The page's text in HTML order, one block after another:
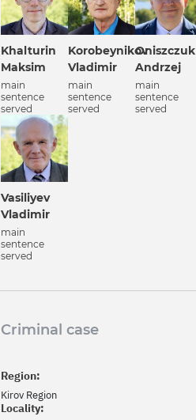
Khalturin
Maksim
main
sentence
served
Korobeynikov
Vladimir
main
sentence
served
Oniszczuk
Andrzej
main
sentence
served
Vasiliyev
Vladimir
main
sentence
served
Criminal case
Region:
Kirov Region
Locality: